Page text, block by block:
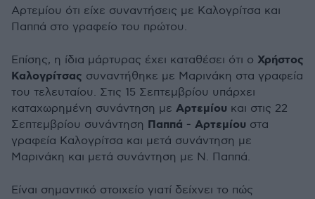
Αρτεμίου ότι είχε συναντήσεις με Καλογρίτσα και
Παππά στο γραφείο του πρώτου.
Επίσης, η ίδια μάρτυρας έχει καταθέσει ότι ο Χρήστος
Καλογρίτσας συναντήθηκε με Μαρινάκη στα γραφεία
του τελευταίου. Στις 15 Σεπτεμβρίου υπάρχει
καταχωρημένη συνάντηση με Αρτεμίου και στις 22
Σεπτεμβρίου συνάντηση Παππά - Αρτεμίου στα
γραφεία Καλογρίτσα και μετά συνάντηση με
Μαρινάκη και μετά συνάντηση με Ν. Παππά.
Είναι σημαντικό στοιχείο γιατί δείχνει το πώς